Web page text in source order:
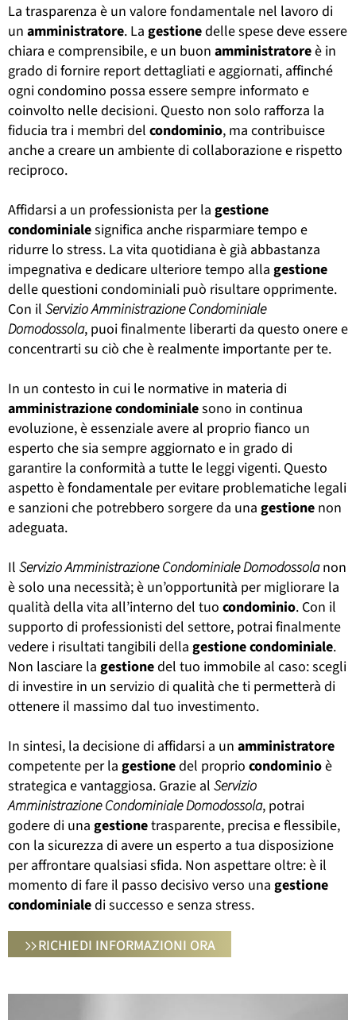
La trasparenza è un valore fondamentale nel lavoro di
un amministratore. La gestionedelle spese deve essere
chiara e comprensibile, e un buon amministratoreè in
grado di fornire report dettagliati e aggiornati, affinché
ogni condomino possa essere sempre informato e
coinvolto nelle decisioni. Questo non solo rafforza la
fiducia tra i membri del condominio, ma contribuisce
anche a creare un ambiente di collaborazione e rispetto
reciproco.
Affidarsi a un professionista per la gestione
condominialesignifica anche risparmiare tempo e
ridurre lo stress. La vita quotidiana è già abbastanza
impegnativa e dedicare ulteriore tempo alla gestione
delle questioni condominiali può risultare opprimente.
Con il Servizio Amministrazione Condominiale
Domodossola, puoi finalmente liberarti da questo onere e
concentrarti su ciò che è realmente importante per te.
In un contesto in cui le normative in materia di
amministrazionecondominialesono in continua
evoluzione, è essenziale avere al proprio fianco un
esperto che sia sempre aggiornato e in grado di
garantire la conformità a tutte le leggi vigenti. Questo
aspetto è fondamentale per evitare problematiche legali
e sanzioni che potrebbero sorgere da una gestione non
adeguata.
Il Servizio Amministrazione Condominiale Domodossolanon
è solo una necessità; è un’opportunità per migliorare la
qualità della vita all’interno del tuo condominio. Con il
supporto di professionisti del settore, potrai finalmente
vedere i risultati tangibili della gestionecondominiale.
Non lasciare la gestionedel tuo immobile al caso: scegli
di investire in un servizio di qualità che ti permetterà di
ottenere il massimo dal tuo investimento.
In sintesi, la decisione di affidarsi a un amministratore
competente per la gestionedel proprio condominioè
strategica e vantaggiosa. Grazie al Servizio
Amministrazione Condominiale Domodossola, potrai
godere di una gestionetrasparente, precisa e flessibile,
con la sicurezza di avere un esperto a tua disposizione
per affrontare qualsiasi sfida. Non aspettare oltre: è il
momento di fare il passo decisivo verso una gestione
condominialedi successo e senza stress.
RICHIEDI INFORMAZIONI ORA